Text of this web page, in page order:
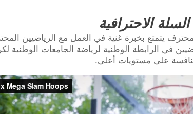
English (UK)
Español
Eesti
Français
Ελληνικά
الاحترافية
يتمتع بخبرة غنية في العمل مع الرياضيين
في الرابطة الوطنية لرياضة الجامعات الوطنية
على مستويات أعلى.